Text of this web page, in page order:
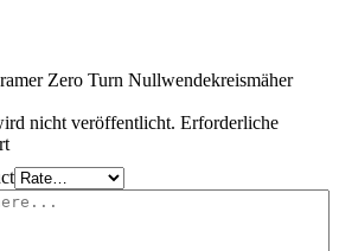
Zero Turn Nullwendekreismäher
nicht veröffentlicht. Erforderliche